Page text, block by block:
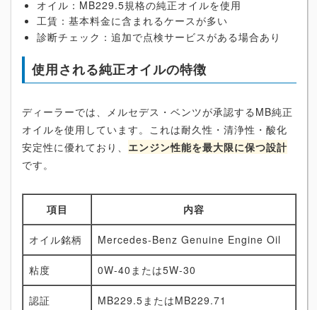
オイル：MB229.5規格の純正オイルを使用
工賃：基本料金に含まれるケースが多い
診断チェック：追加で点検サービスがある場合あり
使用される純正オイルの特徴
ディーラーでは、メルセデス・ベンツが承認するMB純正
オイルを使用しています。これは耐久性・清浄性・酸化
安定性に優れており、 エンジン性能を最大限に保つ設計
です。
項目 内容
オイル銘柄 Mercedes-Benz Genuine Engine Oil
粘度 0W-40または5W-30
認証 MB229.5またはMB229.71